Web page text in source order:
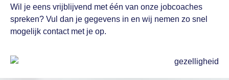
Wil je eens vrijblijvend met één van onze jobcoaches
spreken? Vul dan je gegevens in en wij nemen zo snel
mogelijk contact met je op.